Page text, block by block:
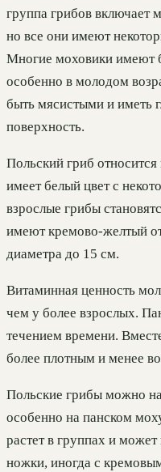
группа грибов включает
но все они имеют
Многие моховики имеют
особенно в молодом
быть мясистыми и иметь
поверхность.
Польский гриб
имеет белый цвет с
взрослые грибы
имеют кремово-желтый
диаметра до 15 см.
Витаминная ценность
чем у более взрослых.
течением времени.
более плотным и менее
Польские грибы можно
особенно на панском
растет в группах и
ножки, иногда с